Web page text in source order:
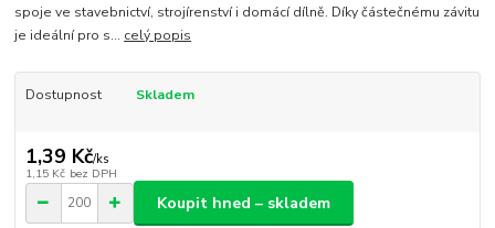
spoje ve stavebnictví, strojírenství i domácí dílně. Díky částečnému závitu
je ideální pro s... celý popis
Dostupnost Skladem
1,39 Kč/ks
1,15 Kč bez DPH
Koupit hned – skladem